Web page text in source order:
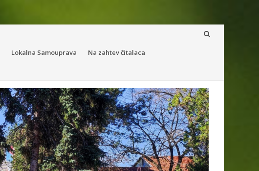
Lokalna Samouprava Na zahtev čitalaca